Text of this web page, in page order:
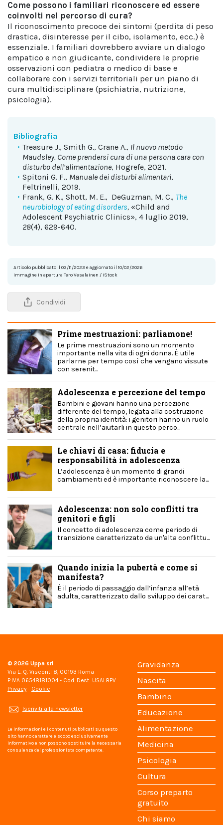
Come possono i familiari riconoscere ed essere
coinvolti nel percorso di cura?
Il riconoscimento precoce dei sintomi (perdita di peso
drastica, disinteresse per il cibo, isolamento, ecc.) è
essenziale. I familiari dovrebbero avviare un dialogo
empatico e non giudicante, condividere le proprie
osservazioni con pediatra o medico di base e
collaborare con i servizi territoriali per un piano di
cura multidisciplinare (psichiatria, nutrizione,
psicologia).
Bibliografia
Treasure J., Smith G., Crane A., Il nuovo metodo
Maudsley. Come prendersi cura di una persona cara con
disturbo dell’alimentazione, Hogrefe, 2021.
Spitoni G. F., Manuale dei disturbi alimentari,
Feltrinelli, 2019.
Frank, G. K., Shott, M. E., DeGuzman, M. C., The
neurobiology of eating disorders, «Child and
Adolescent Psychiatric Clinics», 4 luglio 2019,
28(4), 629-640.
Articolo pubblicato il 03/11/2023 e aggiornato il 10/02/2026
Immagine in apertura Tero Vesalainen / iStock
Condividi
Prime mestruazioni: parliamone!
Le prime mestruazioni sono un momento
importante nella vita di ogni donna. È utile
parlarne per tempo così che vengano vissute
con serenit...
Adolescenza e percezione del tempo
Bambini e giovani hanno una percezione
differente del tempo, legata alla costruzione
della propria identità: i genitori hanno un ruolo
centrale nell’aiutarli in questo perco...
Le chiavi di casa: fiducia e
responsabilità in adolescenza
L’adolescenza è un momento di grandi
cambiamenti ed è importante riconoscere la...
Adolescenza: non solo conflitti tra
genitori e figli
Il concetto di adolescenza come periodo di
transizione caratterizzato da un'alta conflittu...
Quando inizia la pubertà e come si
manifesta?
È il periodo di passaggio dall’infanzia all’età
adulta, caratterizzato dallo sviluppo dei carat...
© 2026 Uppa srl
Via E. Q. Visconti 8, 00193 Roma
P.IVA 06548181004 - Cod. Dest: USAL8PV
Privacy - Cookie
Iscriviti alla newsletter
Le informazioni e i contenuti pubblicati su questo
sito hanno carattere e scopo esclusivamente
informativo e non possono sostituire la necessaria
consulenza del professionista competente.
Gravidanza
Nascita
Bambino
Educazione
Alimentazione
Medicina
Psicologia
Cultura
Corso preparto
gratuito
Chi siamo